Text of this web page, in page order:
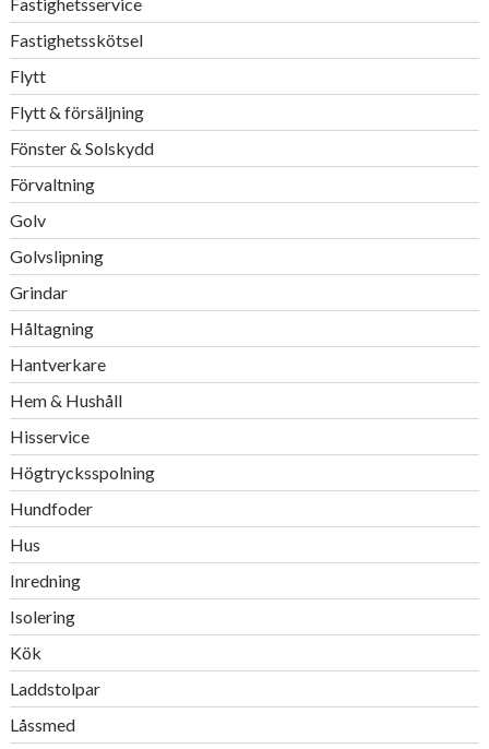
Fastighetsskötsel
Flytt
Flytt & försäljning
Fönster & Solskydd
Förvaltning
Golv
Golvslipning
Grindar
Håltagning
Hantverkare
Hem & Hushåll
Hisservice
Högtrycksspolning
Hundfoder
Hus
Inredning
Isolering
Kök
Laddstolpar
Låssmed